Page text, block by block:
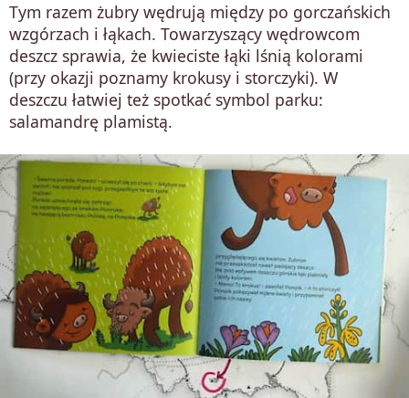
Tym razem żubry wędrują między po gorczańskich
wzgórzach i łąkach. Towarzyszący wędrowcom
deszcz sprawia, że kwieciste łąki lśnią kolorami
(przy okazji poznamy krokusy i storczyki). W
deszczu łatwiej też spotkać symbol parku:
salamandrę plamistą.